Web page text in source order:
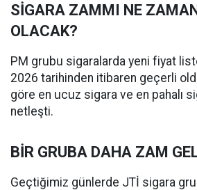
SİGARA ZAMMI NE
OLACAK?
PM grubu sigaralarda yeni fiyat
2026 tarihinden itibaren geçerli
göre en ucuz sigara ve en pahalı
netleşti.
BİR GRUBA DAHA ZAM
Geçtiğimiz günlerde JTİ sigara